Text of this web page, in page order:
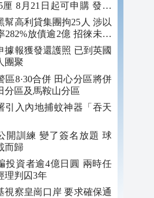
厘 8月21日起可申購 發行
多550億
幫高利貸集團拘25人 涉以
282%放債逾2億 招徠未成
據報獲發還護照 已到英國
團聚
區8·30合併 田心分區將併
分區及馬鞍山分區
引入內地捕蚊神器「吞天
開訓練 變了簽名放題 球
而歸
投資者逾4億日圓 兩時任
理判囚3年
視察皇崗口岸 要求確保通